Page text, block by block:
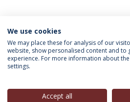
INFORMAÇÃO PARA
We use cookies
We may place these for analysis of our
website, show personalised content and to
experience. For more information about
settings.
Accept all